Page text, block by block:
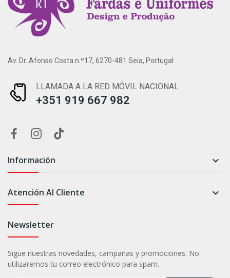
Av. Dr. Afonso Costa n.º17, 6270-481 Seia, Portugal
LLAMADA A LA RED MÓVIL NACIONAL
+351 919 667 982
Información 
Atención Al Cliente 
Newsletter
Sigue nuestras novedades, campañas y promociones. No
utilizaremos tu correo electrónico para spam.